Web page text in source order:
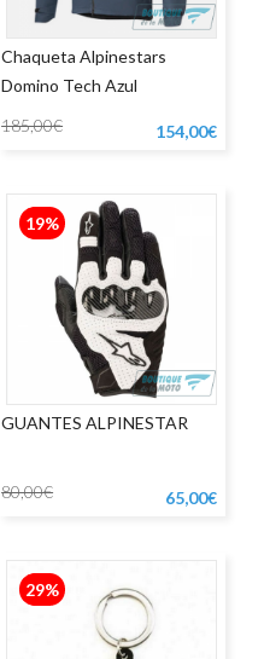
Chaqueta Alpinestars
Domino Tech Azul
185,00€
154,00€
19%
GUANTES ALPINESTAR
80,00€ 65,00€
29%